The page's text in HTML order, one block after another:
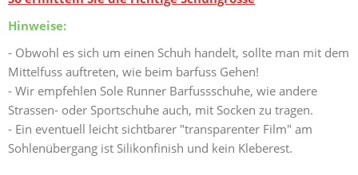
Hinweise:
- Obwohl es sich um einen Schuh handelt, sollte man mit dem
Mittelfuss auftreten, wie beim barfuss Gehen!
- Wir empfehlen Sole Runner Barfussschuhe, wie andere
Strassen- oder Sportschuhe auch, mit Socken zu tragen.
- Ein eventuell leicht sichtbarer "transparenter Film" am
Sohlenübergang ist Silikonfinish und kein Kleberest.